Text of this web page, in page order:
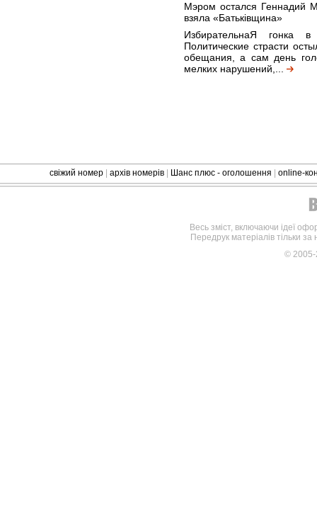
Мэром остался Геннадий
взяла «Батьківщина»
ИзбирательнаЯ гонка
Политические страсти
обещания, а сам день
мелких нарушений,...
свіжий номер архів номерів Шанс плюс - оголошення online-
Весь зміст, включаючи ідеї
Передрук матеріалів тільки
©